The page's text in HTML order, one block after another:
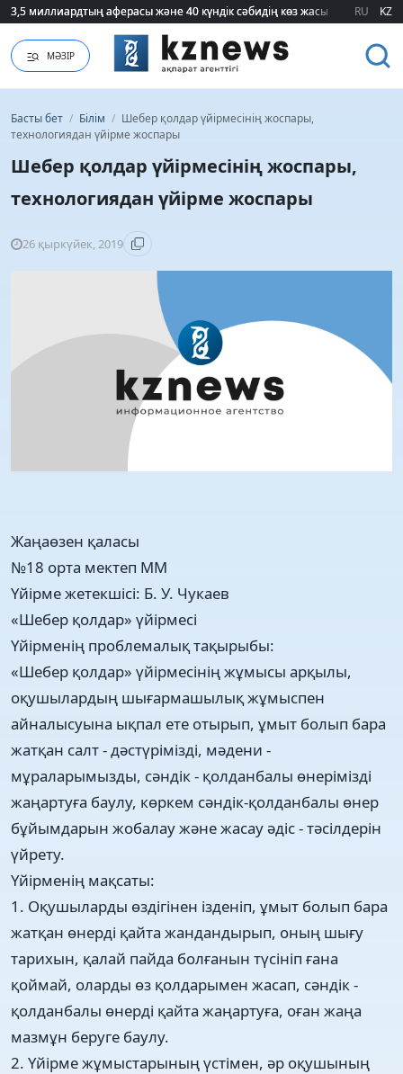
3,5 миллиардтың аферасы және 40 күндік сәбидің көз жасы:
3,5 миллиардтың аферасы және 40 күндік сәбидің көз жасы: RU KZ
МӘЗІР
Басты бет / Білім / Шебер қолдар үйірмесінің жоспары,
технологиядан үйірме жоспары
Шебер қолдар үйірмесінің жоспары,
технологиядан үйірме жоспары
26 қыркүйек, 2019
Жаңаөзен қаласы
№18 орта мектеп ММ
Үйірме жетекшісі: Б. У. Чукаев
«Шебер қолдар» үйірмесі
Үйірменің проблемалық тақырыбы:
«Шебер қолдар» үйірмесінің жұмысы арқылы,
оқушылардың шығармашылық жұмыспен
айналысуына ықпал ете отырып, ұмыт болып бара
жатқан салт - дәстүрімізді, мәдени -
мұраларымызды, сәндік - қолданбалы өнерімізді
жаңартуға баулу, көркем сәндік-қолданбалы өнер
бұйымдарын жобалау және жасау әдіс - тәсілдерін
үйрету.
Үйірменің мақсаты:
1. Оқушыларды өздігінен ізденіп, ұмыт болып бара
жатқан өнерді қайта жандандырып, оның шығу
тарихын, қалай пайда болғанын түсініп ғана
қоймай, оларды өз қолдарымен жасап, сәндік -
қолданбалы өнерді қайта жаңартуға, оған жаңа
мазмұн беруге баулу.
2. Үйірме жұмыстарының үстімен, әр оқушының